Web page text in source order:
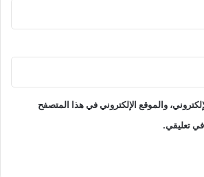
والموقع الإلكتروني في هذا المتصفح
في تعليقي.